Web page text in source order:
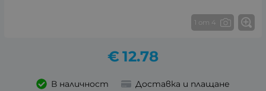
1 от 4
12.78
€
В наличност Доставка и плащане